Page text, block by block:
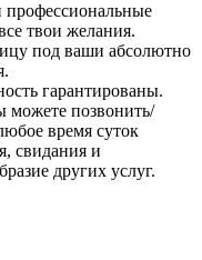
профессиональные
твои желания.
под ваши абсолютно
гарантированы.
позвонить/
время суток
свидания и
других услуг.